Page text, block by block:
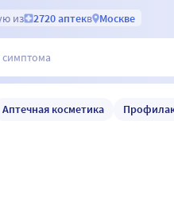
из 2720 аптекв Москве
Аптечная косметика